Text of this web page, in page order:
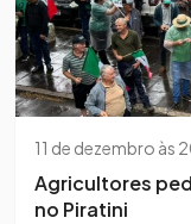
11 de dezembro às
Agricultores
no Piratini